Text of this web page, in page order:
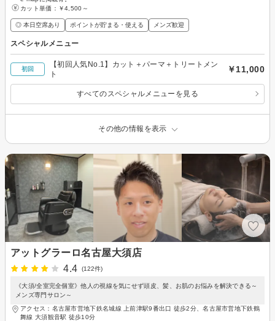
カット単価： ￥4,500～
◎ 本日空席あり ポイントが貯まる・使える メンズ歓迎
スペシャルメニュー
初回
【初回人気No.1】カット＋パーマ＋トリートメン
ト
￥11,000
すべてのスペシャルメニューを見る
その他の情報を表示
アットグラーロ名古屋大須店
4.4
(122件)
《大須/全室完全個室》他人の視線を気にせず頭皮、髪、お肌のお悩みを解決できる～
メンズ専門サロン～
アクセス：名古屋市営地下鉄名城線 上前津駅9番出口 徒歩2分、名古屋市営地下鉄鶴
舞線 大須観音駅 徒歩10分